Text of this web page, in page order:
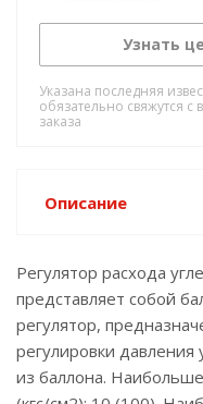
Узнать
Указана последняя
обязательно свяжутся
заказа
Описание
Регулятор расхода
представляет собой
регулятор,
регулировки давления
из баллона.